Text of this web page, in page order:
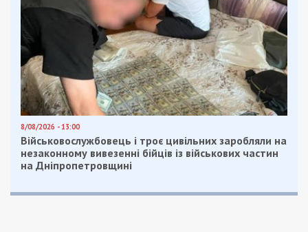
8/08/2026 - 13:00
Військовослужбовець і троє цивільних заробляли на
незаконному вивезенні бійців із військових частин
на Дніпропетровщині